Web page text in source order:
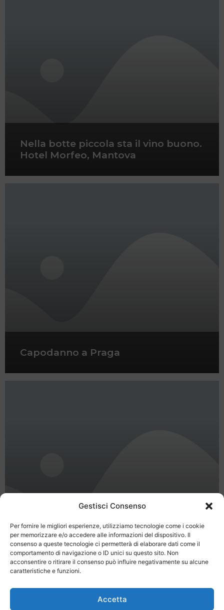
Gestisci Consenso
Per fornire le migliori esperienze, utilizziamo tecnologie come i cookie
per memorizzare e/o accedere alle informazioni del dispositivo. Il
consenso a queste tecnologie ci permetterà di elaborare dati come il
comportamento di navigazione o ID unici su questo sito. Non
acconsentire o ritirare il consenso può influire negativamente su alcune
caratteristiche e funzioni.
Accetta
Nella botte piccola sta il vino buono.
Hotel Morfeo, Mantova
Capodanno a Praga
Vacanze Cattolica